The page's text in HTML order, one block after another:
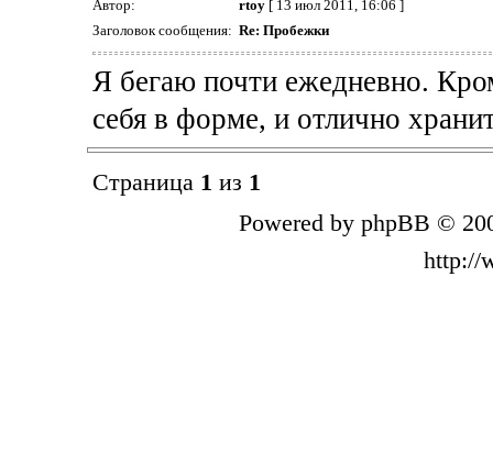
Автор: rtoy[ 13 июл 2011, 16:06 ]
Заголовок сообщения: Re: Пробежки
Я бегаю почти ежедневно.
себя в форме, и отлично
Страница 1 из 1
Powered by phpBB ©
http://